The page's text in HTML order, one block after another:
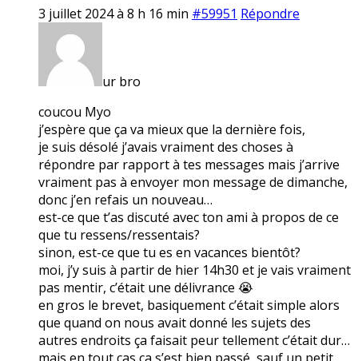
3 juillet 2024 à 8 h 16 min #59951 Répondre
ur bro
coucou Myo
j’espère que ça va mieux que la dernière fois,
je suis désolé j’avais vraiment des choses à
répondre par rapport à tes messages mais j’arrive
vraiment pas à envoyer mon message de dimanche,
donc j’en refais un nouveau…
est-ce que t’as discuté avec ton ami à propos de ce
que tu ressens/ressentais?
sinon, est-ce que tu es en vacances bientôt?
moi, j’y suis à partir de hier 14h30 et je vais vraiment
pas mentir, c’était une délivrance 😭
en gros le brevet, basiquement c’était simple alors
que quand on nous avait donné les sujets des
autres endroits ça faisait peur tellement c’était dur…